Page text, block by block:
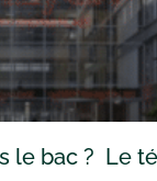
bac ? Le